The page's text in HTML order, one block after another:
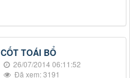
CỐT TOÁI BỔ
26/07/2014 06:11:52
Đã xem: 3191